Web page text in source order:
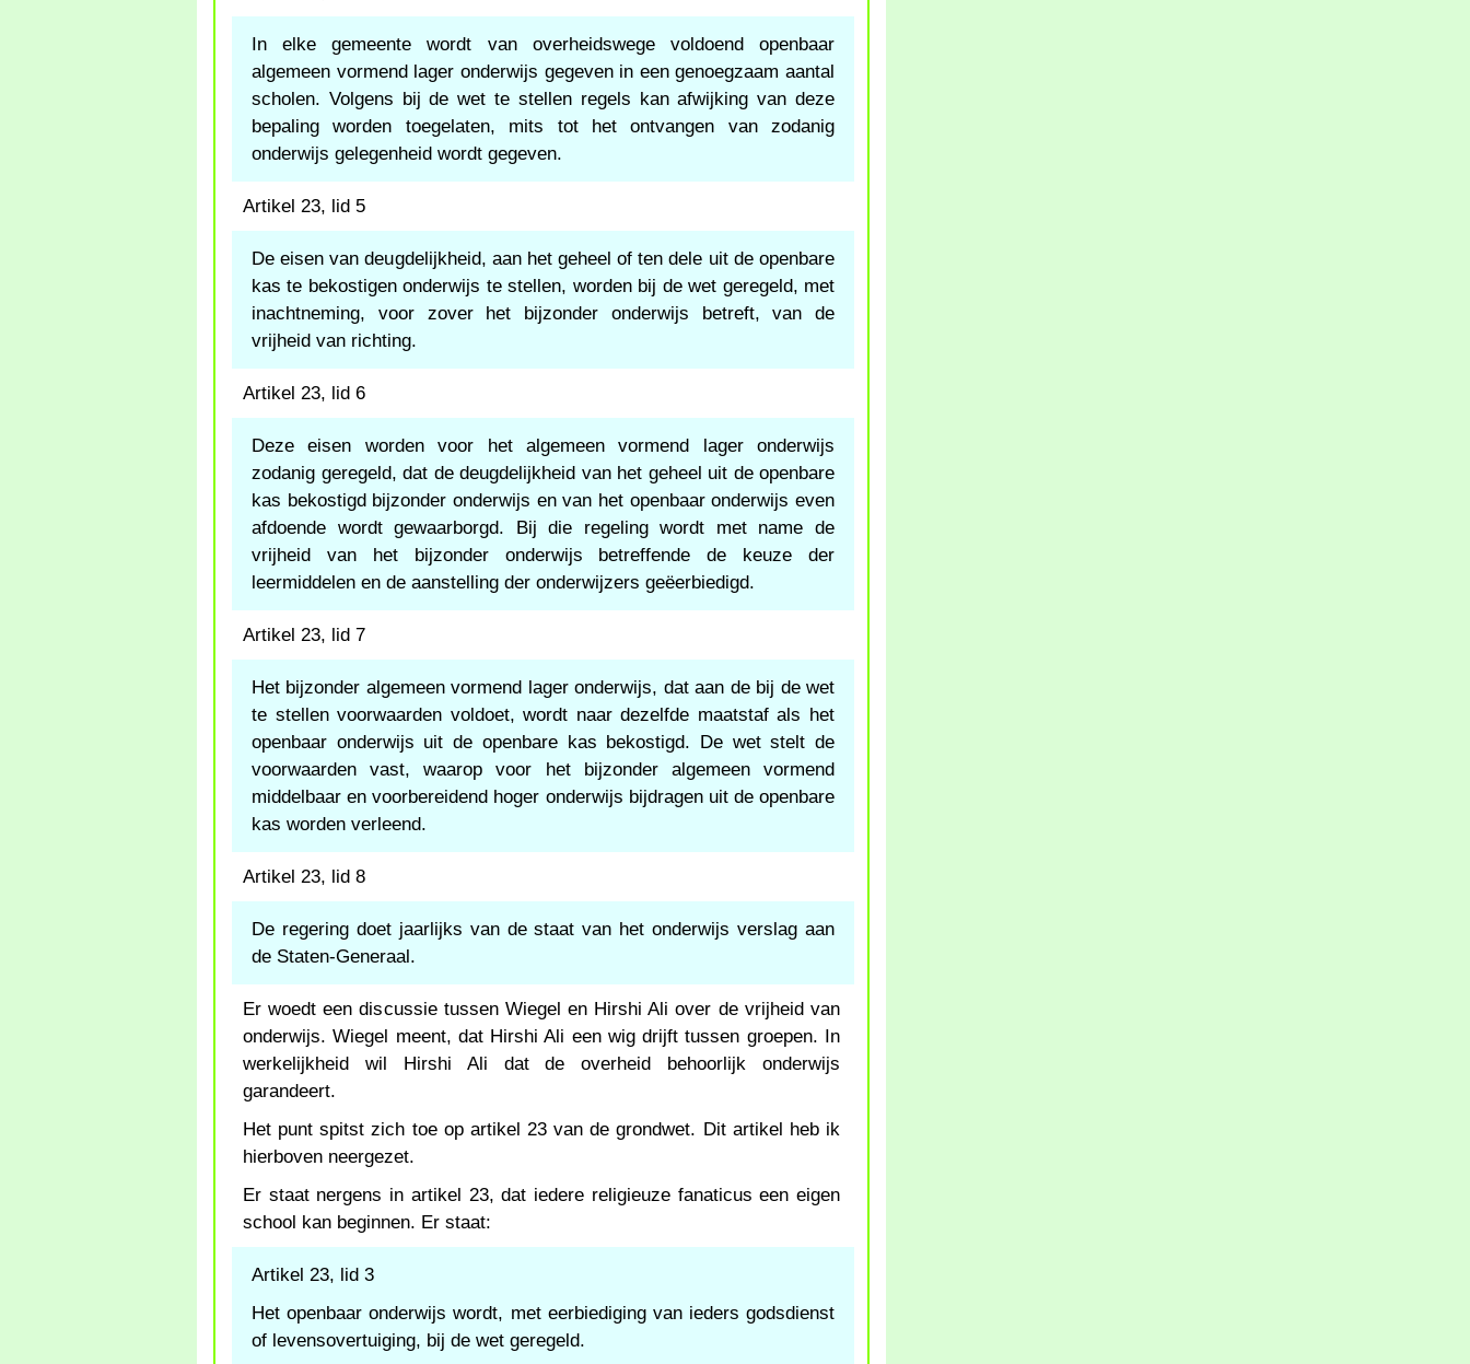
In elke gemeente wordt van overheidswege voldoend openbaar
algemeen vormend lager onderwijs gegeven in een genoegzaam aantal
scholen. Volgens bij de wet te stellen regels kan afwijking van deze
bepaling worden toegelaten, mits tot het ontvangen van zodanig
onderwijs gelegenheid wordt gegeven.
Artikel 23, lid 5
De eisen van deugdelijkheid, aan het geheel of ten dele uit de openbare
kas te bekostigen onderwijs te stellen, worden bij de wet geregeld, met
inachtneming, voor zover het bijzonder onderwijs betreft, van de
vrijheid van richting.
Artikel 23, lid 6
Deze eisen worden voor het algemeen vormend lager onderwijs
zodanig geregeld, dat de deugdelijkheid van het geheel uit de openbare
kas bekostigd bijzonder onderwijs en van het openbaar onderwijs even
afdoende wordt gewaarborgd. Bij die regeling wordt met name de
vrijheid van het bijzonder onderwijs betreffende de keuze der
leermiddelen en de aanstelling der onderwijzers geëerbiedigd.
Artikel 23, lid 7
Het bijzonder algemeen vormend lager onderwijs, dat aan de bij de wet
te stellen voorwaarden voldoet, wordt naar dezelfde maatstaf als het
openbaar onderwijs uit de openbare kas bekostigd. De wet stelt de
voorwaarden vast, waarop voor het bijzonder algemeen vormend
middelbaar en voorbereidend hoger onderwijs bijdragen uit de openbare
kas worden verleend.
Artikel 23, lid 8
De regering doet jaarlijks van de staat van het onderwijs verslag aan
de Staten-Generaal.
Er woedt een discussie tussen Wiegel en Hirshi Ali over de vrijheid van
onderwijs. Wiegel meent, dat Hirshi Ali een wig drijft tussen groepen. In
werkelijkheid wil Hirshi Ali dat de overheid behoorlijk onderwijs
garandeert.
Het punt spitst zich toe op artikel 23 van de grondwet. Dit artikel heb ik
hierboven neergezet.
Er staat nergens in artikel 23, dat iedere religieuze fanaticus een eigen
school kan beginnen. Er staat:
Artikel 23, lid 3
Het openbaar onderwijs wordt, met eerbiediging van ieders godsdienst
of levensovertuiging, bij de wet geregeld.